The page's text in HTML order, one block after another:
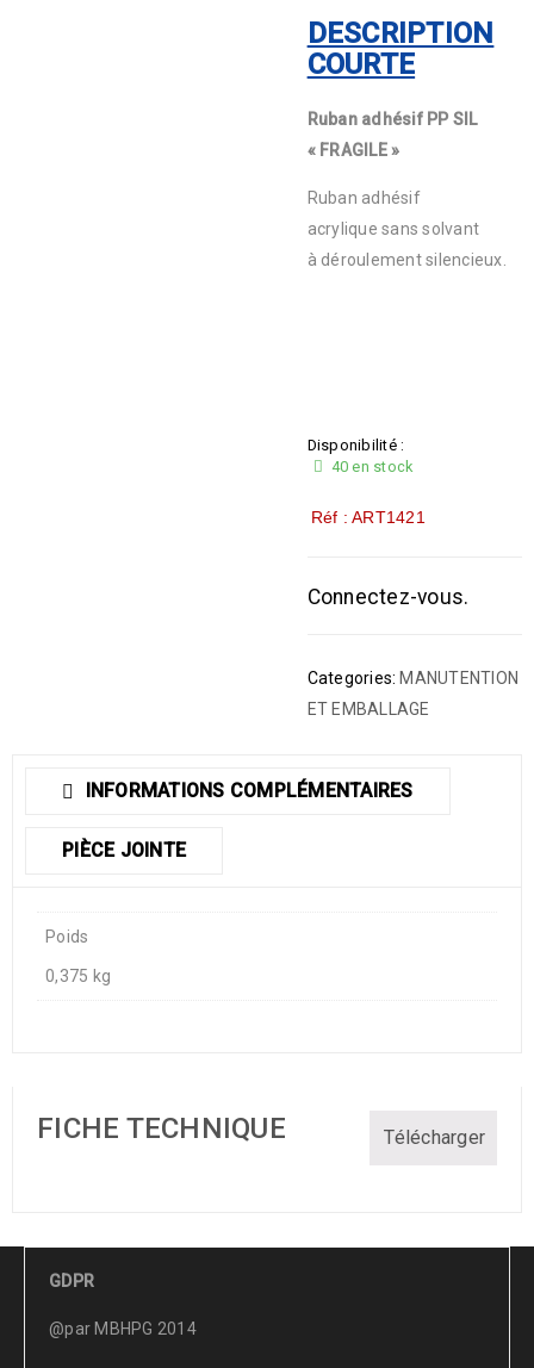
DESCRIPTION
COURTE
Ruban adhésif PP SIL
« FRAGILE »
Ruban adhésif
acrylique sans solvant
à déroulement silencieux.
Disponibilité :
40 en stock
Réf : ART1421
Connectez-vous.
Categories: MANUTENTION
ET EMBALLAGE
INFORMATIONS COMPLÉMENTAIRES
PIÈCE JOINTE
Poids
0,375 kg
FICHE TECHNIQUE Télécharger
GDPR
@par MBHPG 2014